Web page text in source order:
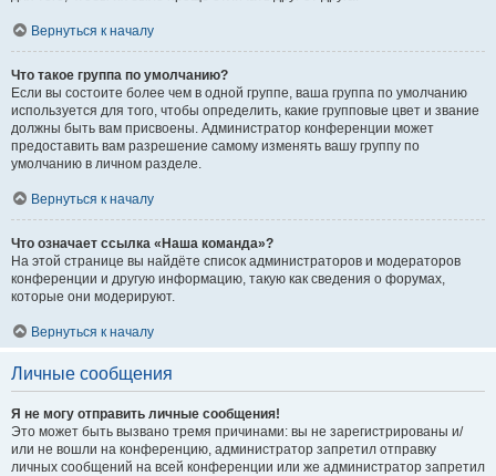
Вернуться к началу
Что такое группа по умолчанию?
Если вы состоите более чем в одной группе, ваша группа по умолчанию
используется для того, чтобы определить, какие групповые цвет и звание
должны быть вам присвоены. Администратор конференции может
предоставить вам разрешение самому изменять вашу группу по
умолчанию в личном разделе.
Вернуться к началу
Что означает ссылка «Наша команда»?
На этой странице вы найдёте список администраторов и модераторов
конференции и другую информацию, такую как сведения о форумах,
которые они модерируют.
Вернуться к началу
Личные сообщения
Я не могу отправить личные сообщения!
Это может быть вызвано тремя причинами: вы не зарегистрированы и/
или не вошли на конференцию, администратор запретил отправку
личных сообщений на всей конференции или же администратор запретил